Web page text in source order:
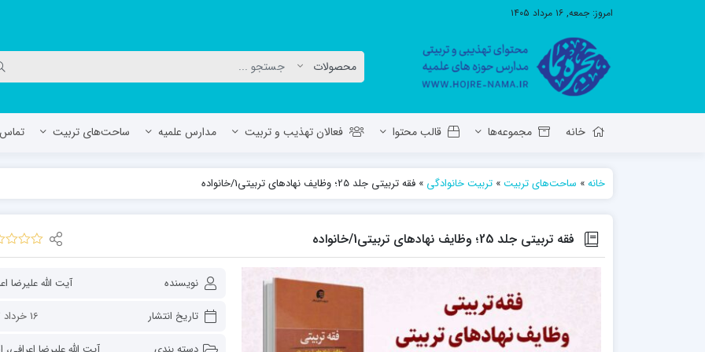
امروز: جمعه, ۱۶ مرداد ۱۴۰۵
خانه مجموعه‌ها قالب محتوا فعالان تهذیب و تربیت مدارس علمیه
معاونت تهذیب استان آ.ش
حوزه علمیه حضرت ولی عصر عج بناب
مدرسه علمیه صاحب الزمان عج مرند
مدرسه علمیه جعفریه
مدرسه علمیه المهدی (عج)/ آران و
حوزه علمیه سفیران هدایت رهنان
مدرسه آیت الله العظمی گلپایگانی ره
ساحت‌های تربیت تماس
خانه» ساحت‌های تربیت» تربیت خانوادگی » فقه تربیتی جلد 25؛ وظایف نهاد‌های تربیتی1/خانواده
فقه تربیتی جلد 25؛ وظایف نهاد‌های تربیتی1/خانواده
نویسنده
آیت الله علیرضا
تاریخ انتشار
16 خرداد 1402